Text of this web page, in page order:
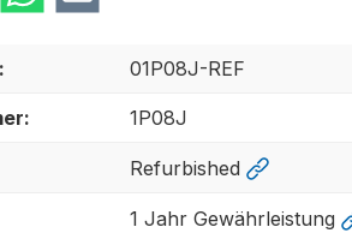
01P08J-REF
1P08J
Refurbished
1 Jahr Gewährleistung